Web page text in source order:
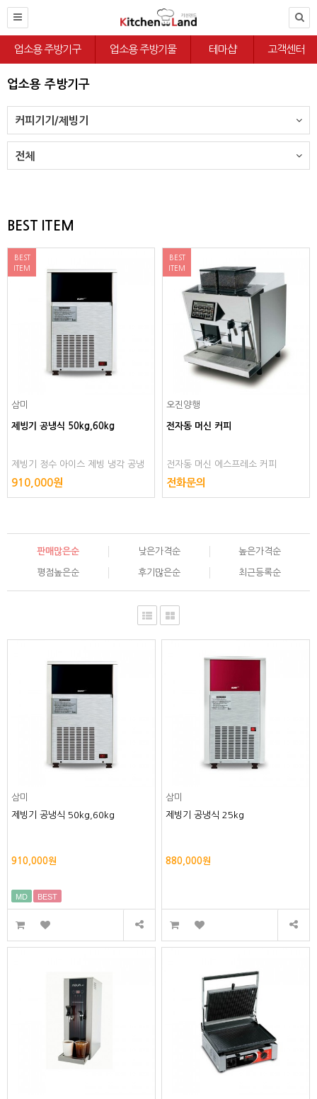
업소용 주방기구 업소용 주방기물 테마샵 고객센터
업소용 주방기구
커피기기/제빙기
전체
BEST ITEM
BEST
ITEM
삼미
제빙기 공냉식 50kg,60kg
제빙기 정수 아이스 제빙 냉각 공냉
식 까페 카페 메이커 제조기 스텐 스
텐리스 스텐레스 스테인레스
910,000원
BEST
ITEM
오진양행
전자동 머신 커피
전자동 머신 에스프레소 커피
전화문의
판매많은순 낮은가격순 높은가격순
평점높은순 후기많은순 최근등록순
삼미
제빙기 공냉식 50kg,60kg
910,000원
MD BEST
삼미
제빙기 공냉식 25kg
880,000원